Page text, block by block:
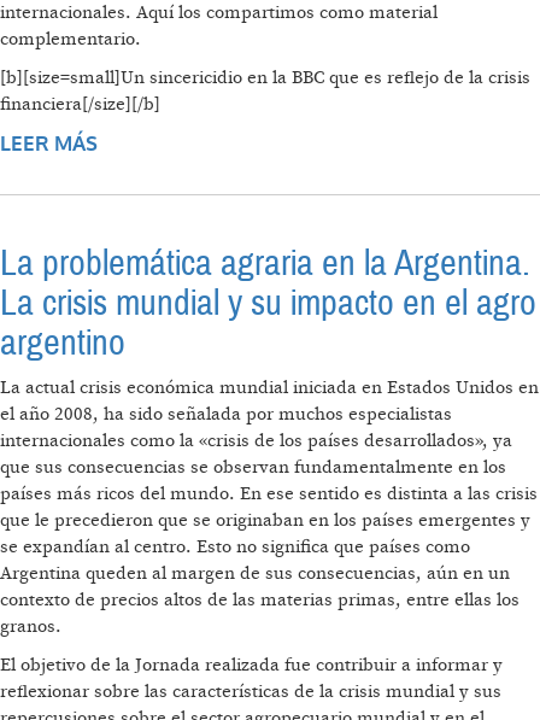
internacionales. Aquí los compartimos como material
complementario.
[b][size=small]Un sincericidio en la BBC que es reflejo de la crisis
financiera[/size][/b]
LEER MÁS
La problemática agraria en la Argentina.
La crisis mundial y su impacto en el agro
argentino
La actual crisis económica mundial iniciada en Estados Unidos en
el año 2008, ha sido señalada por muchos especialistas
internacionales como la «crisis de los países desarrollados», ya
que sus consecuencias se observan fundamentalmente en los
países más ricos del mundo. En ese sentido es distinta a las crisis
que le precedieron que se originaban en los países emergentes y
se expandían al centro. Esto no significa que países como
Argentina queden al margen de sus consecuencias, aún en un
contexto de precios altos de las materias primas, entre ellas los
granos.
El objetivo de la Jornada realizada fue contribuir a informar y
reflexionar sobre las características de la crisis mundial y sus